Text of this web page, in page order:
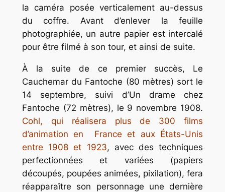
la caméra posée verticalement au-dessus
du coffre. Avant d’enlever la feuille
photographiée, un autre papier est intercalé
pour être filmé à son tour, et ainsi de suite.
À la suite de ce premier succès, Le
Cauchemar du Fantoche (80 mètres) sort le
14 septembre, suivi d’Un drame chez
Fantoche (72 mètres), le 9 novembre 1908.
Cohl, qui réalisera plus de 300 films
d’animation en France et aux États-Unis
entre 1908 et 1923, avec des techniques
perfectionnées et variées (papiers
découpés, poupées animées, pixilation), fera
réapparaître son personnage une dernière